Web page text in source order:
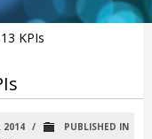
2014 /
PUBLISHED IN